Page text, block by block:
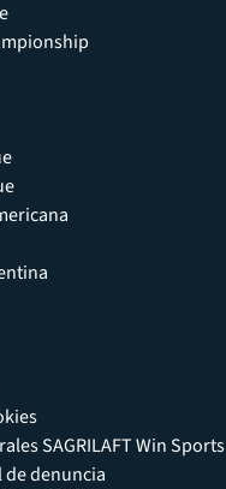
SAGRILAFT Win Sports
de denuncia